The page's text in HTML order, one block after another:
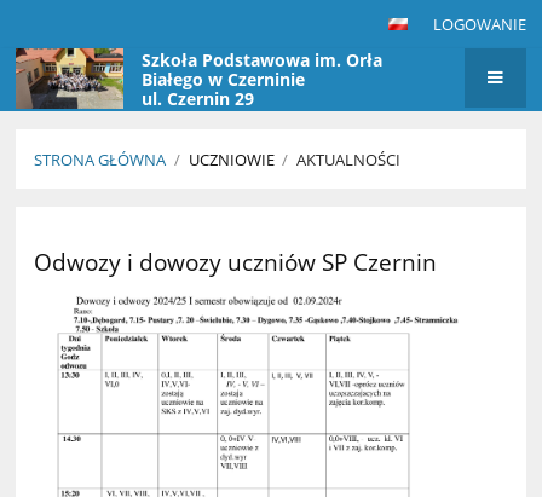
LOGOWANIE
Szkoła Podstawowa im. Orła
Białego w Czerninie
ul. Czernin 29
STRONA GŁÓWNA / UCZNIOWIE / AKTUALNOŚCI
Odwozy i dowozy uczniów SP Czernin